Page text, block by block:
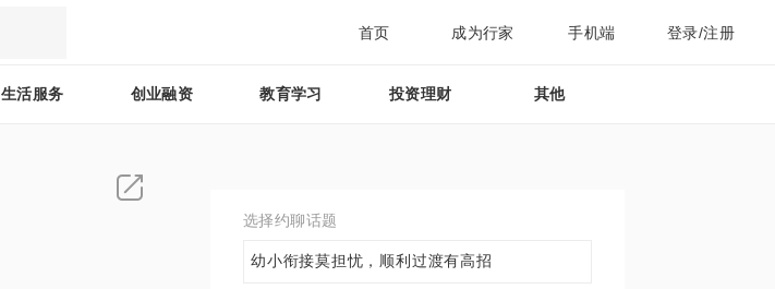
首页 成为行家 手机端 登录/注册
生活服务 创业融资 教育学习 投资理财 其他
选择约聊话题
幼小衔接莫担忧，顺利过渡有高招